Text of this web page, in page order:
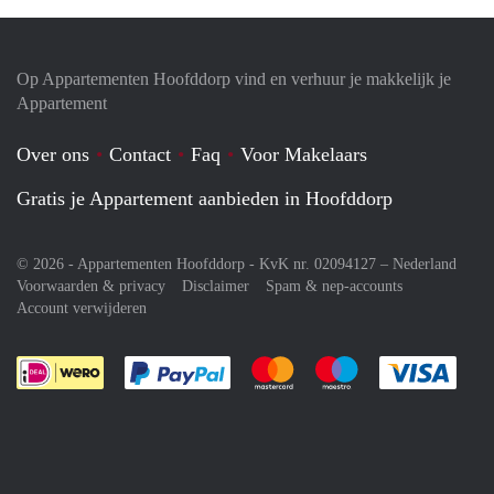
Op Appartementen Hoofddorp vind en verhuur je makkelijk je
Appartement
Over ons Contact Faq
Voor Makelaars
Gratis je Appartement aanbieden in Hoofddorp
© 2026 - Appartementen Hoofddorp - KvK nr. 02094127 – Nederland
Voorwaarden & privacy
Disclaimer
Spam & nep-accounts
Account verwijderen
Je rekent gemakkelijk af met Paypal
Je rekent gemakkelijk af met
Je rekent